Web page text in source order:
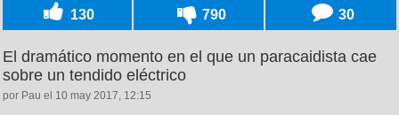
130 790 30
El dramático momento en el que un paracaidista cae
sobre un tendido eléctrico
por Pau el 10 may 2017, 12:15